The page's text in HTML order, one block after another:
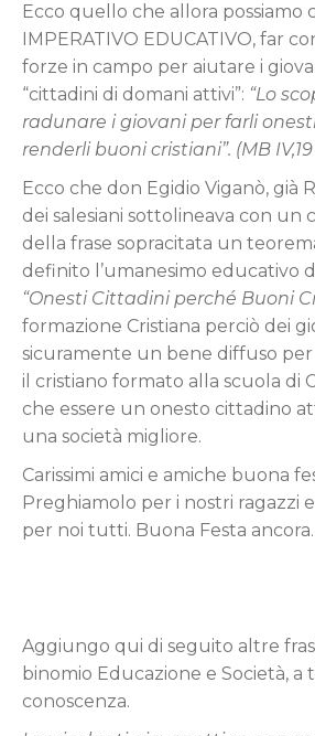
Ecco quello che allora possiamo
IMPERATIVO EDUCATIVO, far
forze in campo per aiutare i
“cittadini di domani attivi”: “Lo
radunare i giovani per farli
renderli buoni cristiani”. (MB
Ecco che don Egidio Viganò, già
dei salesiani sottolineava con un
della frase sopracitata un
definito l’umanesimo educativo
“Onesti Cittadini perché Buoni
formazione Cristiana perciò dei
sicuramente un bene diffuso per
il cristiano formato alla scuola di
che essere un onesto cittadino
una società migliore.
Carissimi amici e amiche buona
Preghiamolo per i nostri ragazzi
per noi tutti. Buona Festa ancora.
Aggiungo qui di seguito altre
binomio Educazione e Società, a
conoscenza.